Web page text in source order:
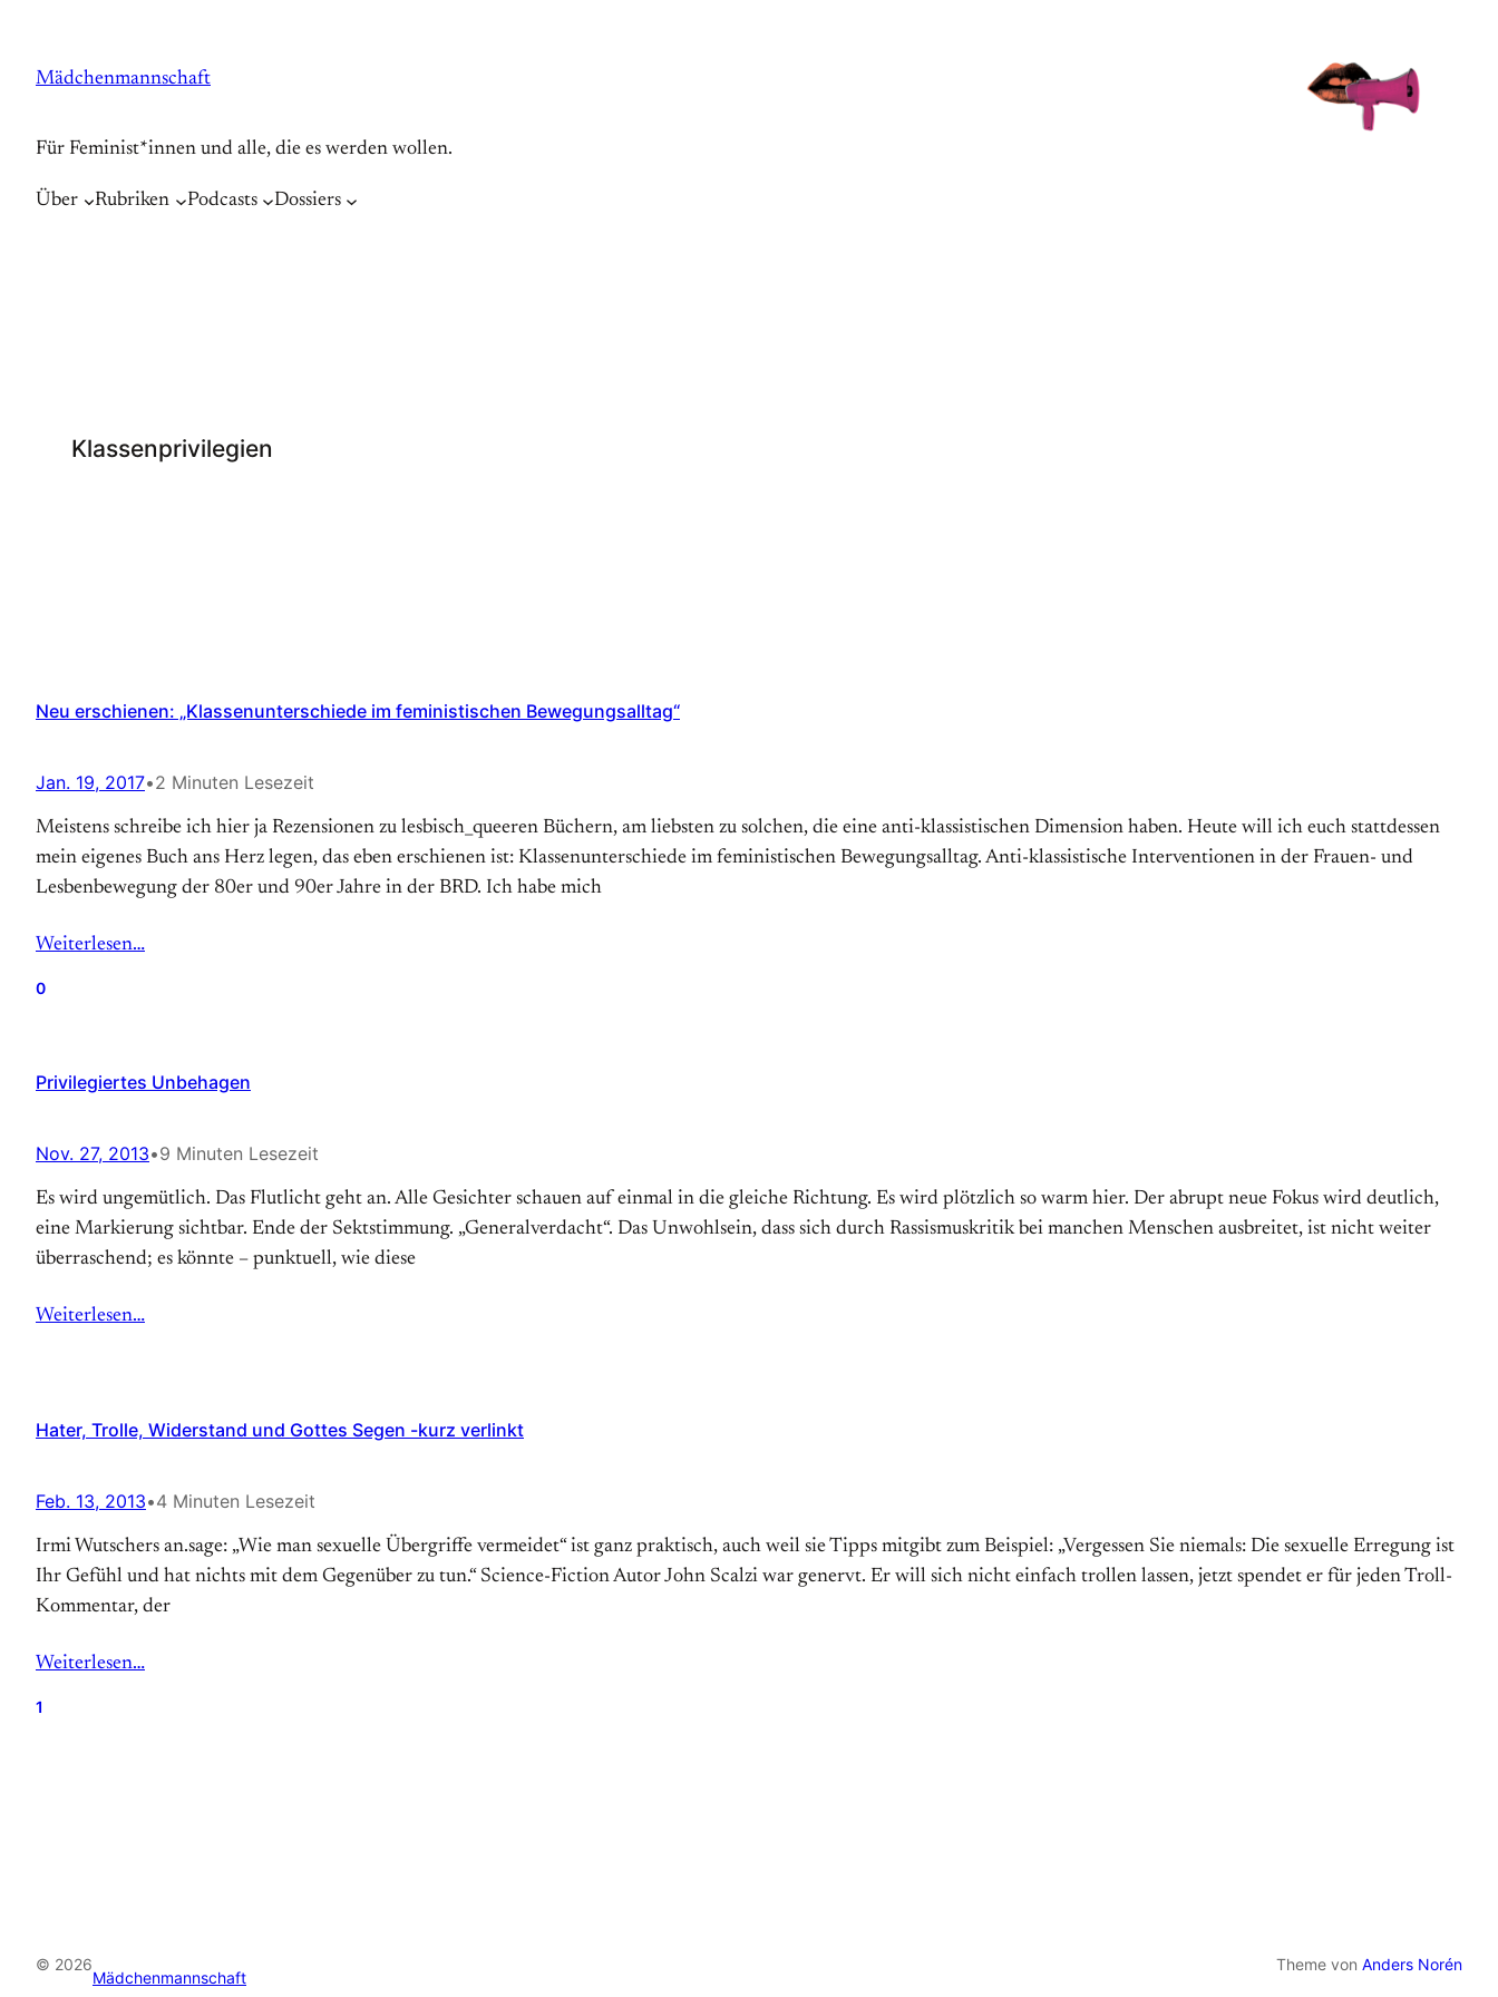
springen
Mädchenmannschaft
Für Feminist*innen und alle, die es werden wollen.
Über Rubriken Podcasts Dossiers
Klassenprivilegien
Neu erschienen: „Klassenunterschiede im feministischen Bewegungsalltag“
Jan. 19, 2017•2 Minuten Lesezeit
Meistens schreibe ich hier ja Rezensionen zu lesbisch_queeren Büchern, am liebsten zu solchen, die eine anti-klassistischen Dimension haben. Heute will ich euch stattdessen
mein eigenes Buch ans Herz legen, das eben erschienen ist: Klassenunterschiede im feministischen Bewegungsalltag. Anti-klassistische Interventionen in der Frauen- und
Lesbenbewegung der 80er und 90er Jahre in der BRD. Ich habe mich
Weiterlesen…
0
Privilegiertes Unbehagen
Nov. 27, 2013•9 Minuten Lesezeit
Es wird ungemütlich. Das Flut­licht geht an. Alle Gesichter schauen auf einmal in die gleiche Richtung. Es wird plötzlich so warm hier. Der abrupt neue Fokus wird deutlich,
eine Mar­kierung sicht­bar. Ende der Sekt­stimmung. „Generalverdacht“. Das Un­wohl­sein, dass sich durch Rassis­mus­kri­tik bei manchen Menschen aus­breitet, ist nicht weiter
überraschend; es könnte – punktuell, wie diese
Weiterlesen…
Hater, Trolle, Widerstand und Gottes Segen -kurz verlinkt
Feb. 13, 2013•4 Minuten Lesezeit
Irmi Wutschers an.sage: „Wie man sexuelle Übergriffe vermeidet“ ist ganz praktisch, auch weil sie Tipps mitgibt zum Beispiel: „Vergessen Sie niemals: Die sexuelle Erregung ist
Ihr Gefühl und hat nichts mit dem Gegenüber zu tun.“ Science-Fiction Autor John Scalzi war genervt. Er will sich nicht einfach trollen lassen, jetzt spendet er für jeden Troll-
Kommentar, der
Weiterlesen…
1
© 2026
Mädchenmannschaft
Theme von Anders Norén